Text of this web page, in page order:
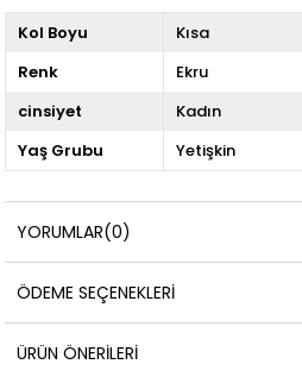
Kol Boyu
Kısa
Renk
Ekru
cinsiyet
Kadın
Yaş Grubu
Yetişkin
YORUMLAR(0)
ÖDEME SEÇENEKLERI
ÜRÜN ÖNERILERI